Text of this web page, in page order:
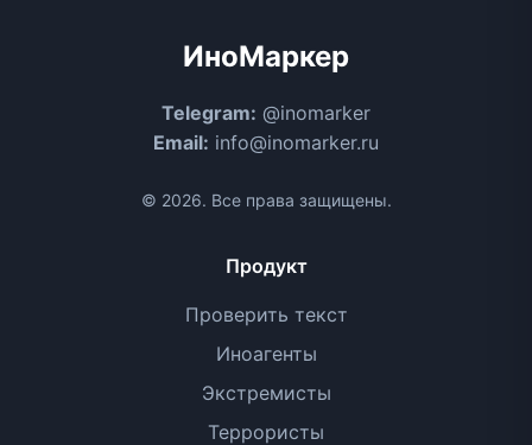
ИноМаркер
Telegram: @inomarker
Email: info@inomarker.ru
© 2026. Все права защищены.
Продукт
Проверить текст
Иноагенты
Экстремисты
Террористы